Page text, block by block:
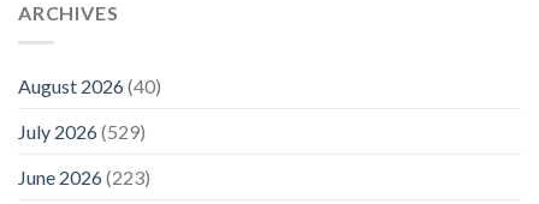
ARCHIVES
August 2026(40)
July 2026(529)
June 2026(223)